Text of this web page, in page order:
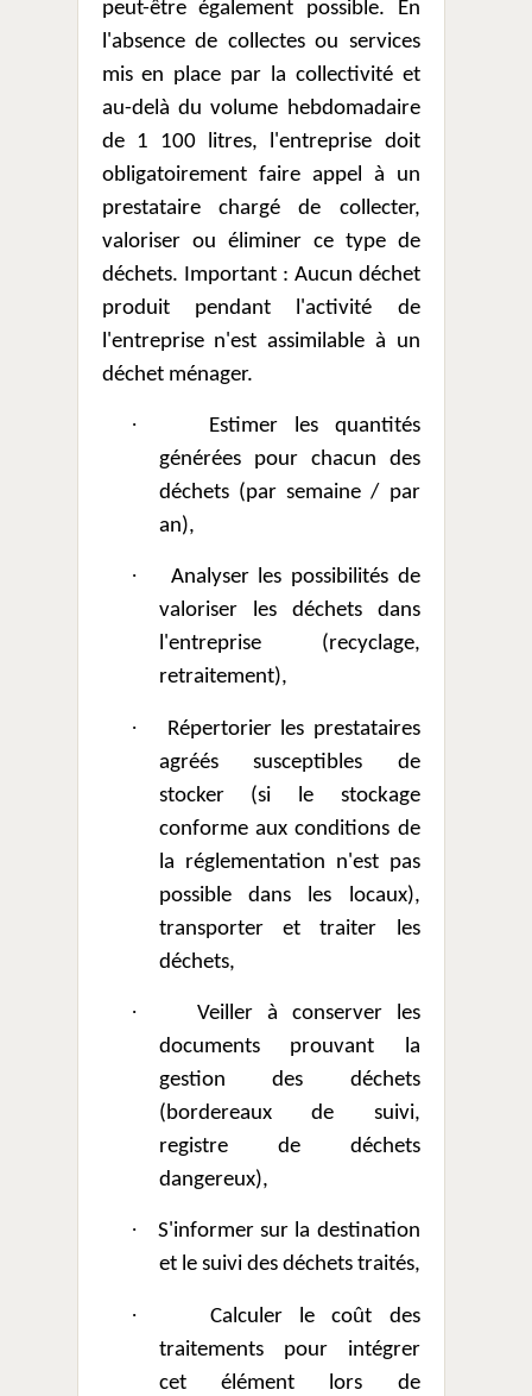
peut-être également possible. En
l'absence de collectes ou services
mis en place par la collectivité et
au-delà du volume hebdomadaire
de 1 100 litres, l'entreprise doit
obligatoirement faire appel à un
prestataire chargé de collecter,
valoriser ou éliminer ce type de
déchets. Important : Aucun déchet
produit pendant l'activité de
l'entreprise n'est assimilable à un
déchet ménager.
·
Estimer les quantités
générées pour chacun des
déchets (par semaine / par
an),
· Analyser les possibilités de
valoriser les déchets dans
l'entreprise (recyclage,
retraitement),
·
Répertorier les prestataires
agréés susceptibles de
stocker (si le stockage
conforme aux conditions de
la réglementation n'est pas
possible dans les locaux),
transporter et traiter les
déchets,
·
Veiller à conserver les
documents prouvant la
gestion des déchets
(bordereaux de suivi,
registre de déchets
dangereux),
·
S'informer sur la destination
et le suivi des déchets traités,
·
Calculer le coût des
traitements pour intégrer
cet élément lors de